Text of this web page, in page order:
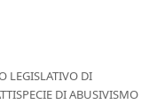
LEGISLATIVO DI
DI ABUSIVISMO